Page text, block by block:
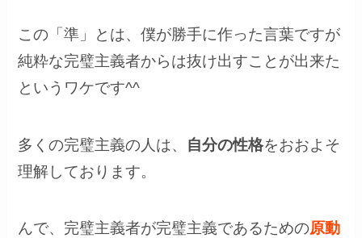
この「準」とは、僕が勝手に作った言葉ですが
純粋な完璧主義者からは抜け出すことが出来た
というワケです^^
多くの完璧主義の人は、 自分の性格をおおよそ
理解しております。
んで、完璧主義者が完璧主義であるための原動